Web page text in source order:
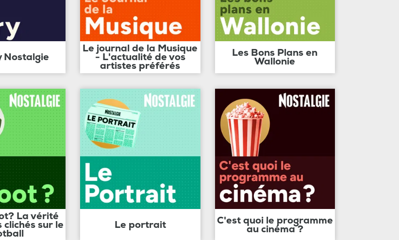
Nostalgie
Le journal de la Musique
- L'actualité de vos
artistes préférés
Les Bons Plans en
Wallonie
La vérité
sur le Le portrait C'est quoi le programme
au cinéma ?